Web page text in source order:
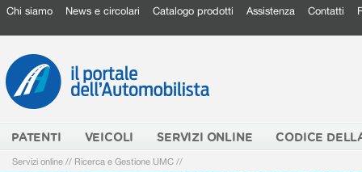
Chi siamo News e circolari Catalogo prodotti Assistenza Contatti
PATENTI VEICOLI SERVIZI ONLINE CODICE
Servizi online // Ricerca e Gestione UMC //